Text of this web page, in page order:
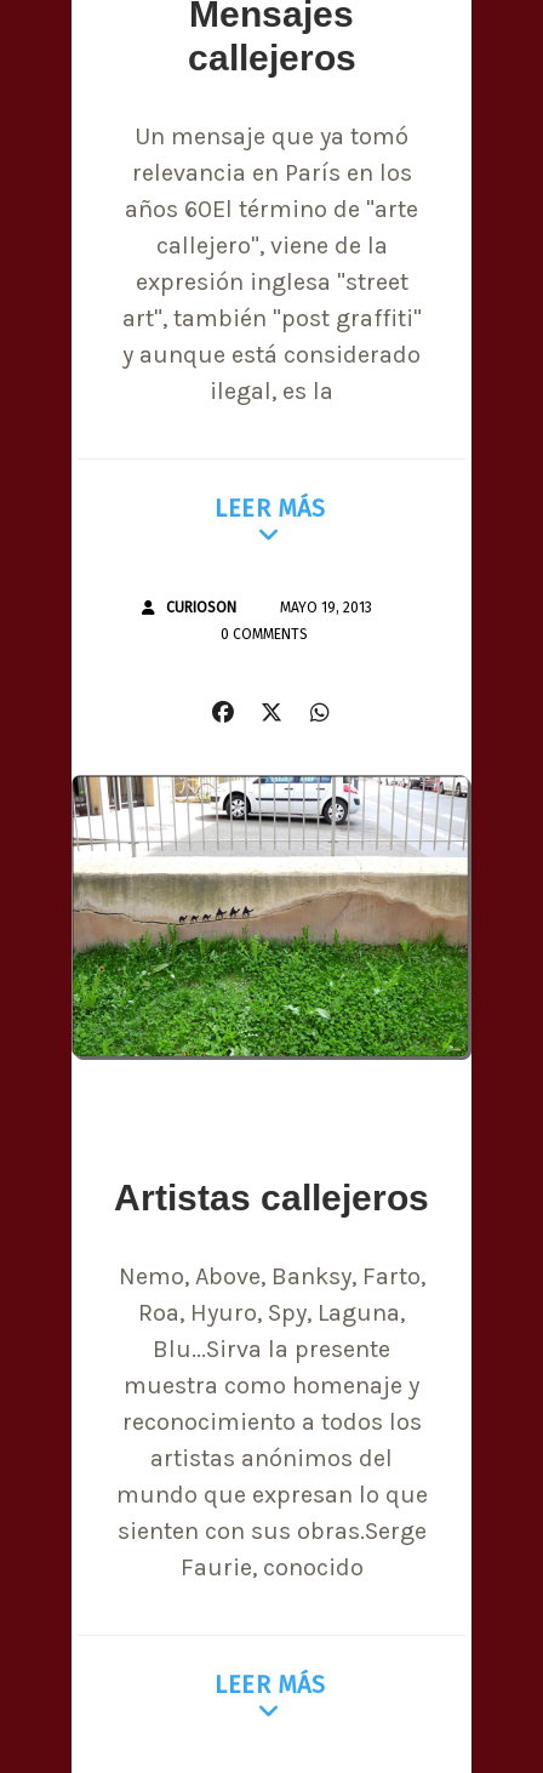
Mensajes
callejeros
Un mensaje que ya tomó
relevancia en París en los
años 60El término de "arte
callejero", viene de la
expresión inglesa "street
art", también "post graffiti"
y aunque está considerado
ilegal, es la
LEER MÁS
CURIOSON
MAYO 19, 2013
0 COMMENTS
Artistas callejeros
Nemo, Above, Banksy, Farto,
Roa, Hyuro, Spy, Laguna,
Blu...Sirva la presente
muestra como homenaje y
reconocimiento a todos los
artistas anónimos del
mundo que expresan lo que
sienten con sus obras.Serge
Faurie, conocido
LEER MÁS